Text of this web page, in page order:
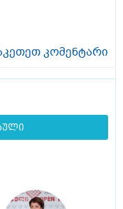
კომენტარი